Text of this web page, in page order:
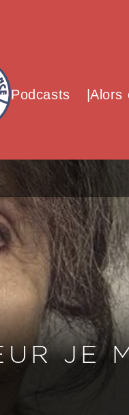
– Back to homepage
Podcasts Alors
JE